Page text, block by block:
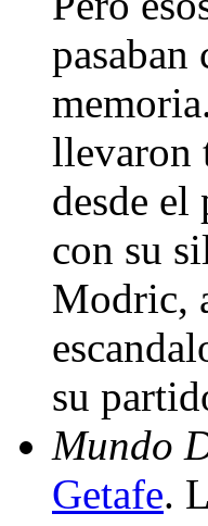
pasaban
llevaron
desde
con su
Modric,
su
Mundo
Getafe.